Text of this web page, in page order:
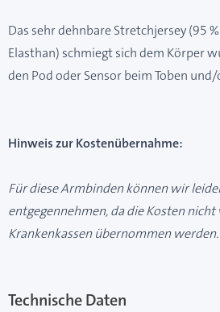
Das sehr dehnbare Stretchjersey (95
Elasthan) schmiegt sich dem Körper
den Pod oder Sensor beim Toben
Hinweis zur Kostenübernahme:
Für diese Armbinden können wir
entgegennehmen, da die Kosten
Krankenkassen übernommen werden.
Technische Daten